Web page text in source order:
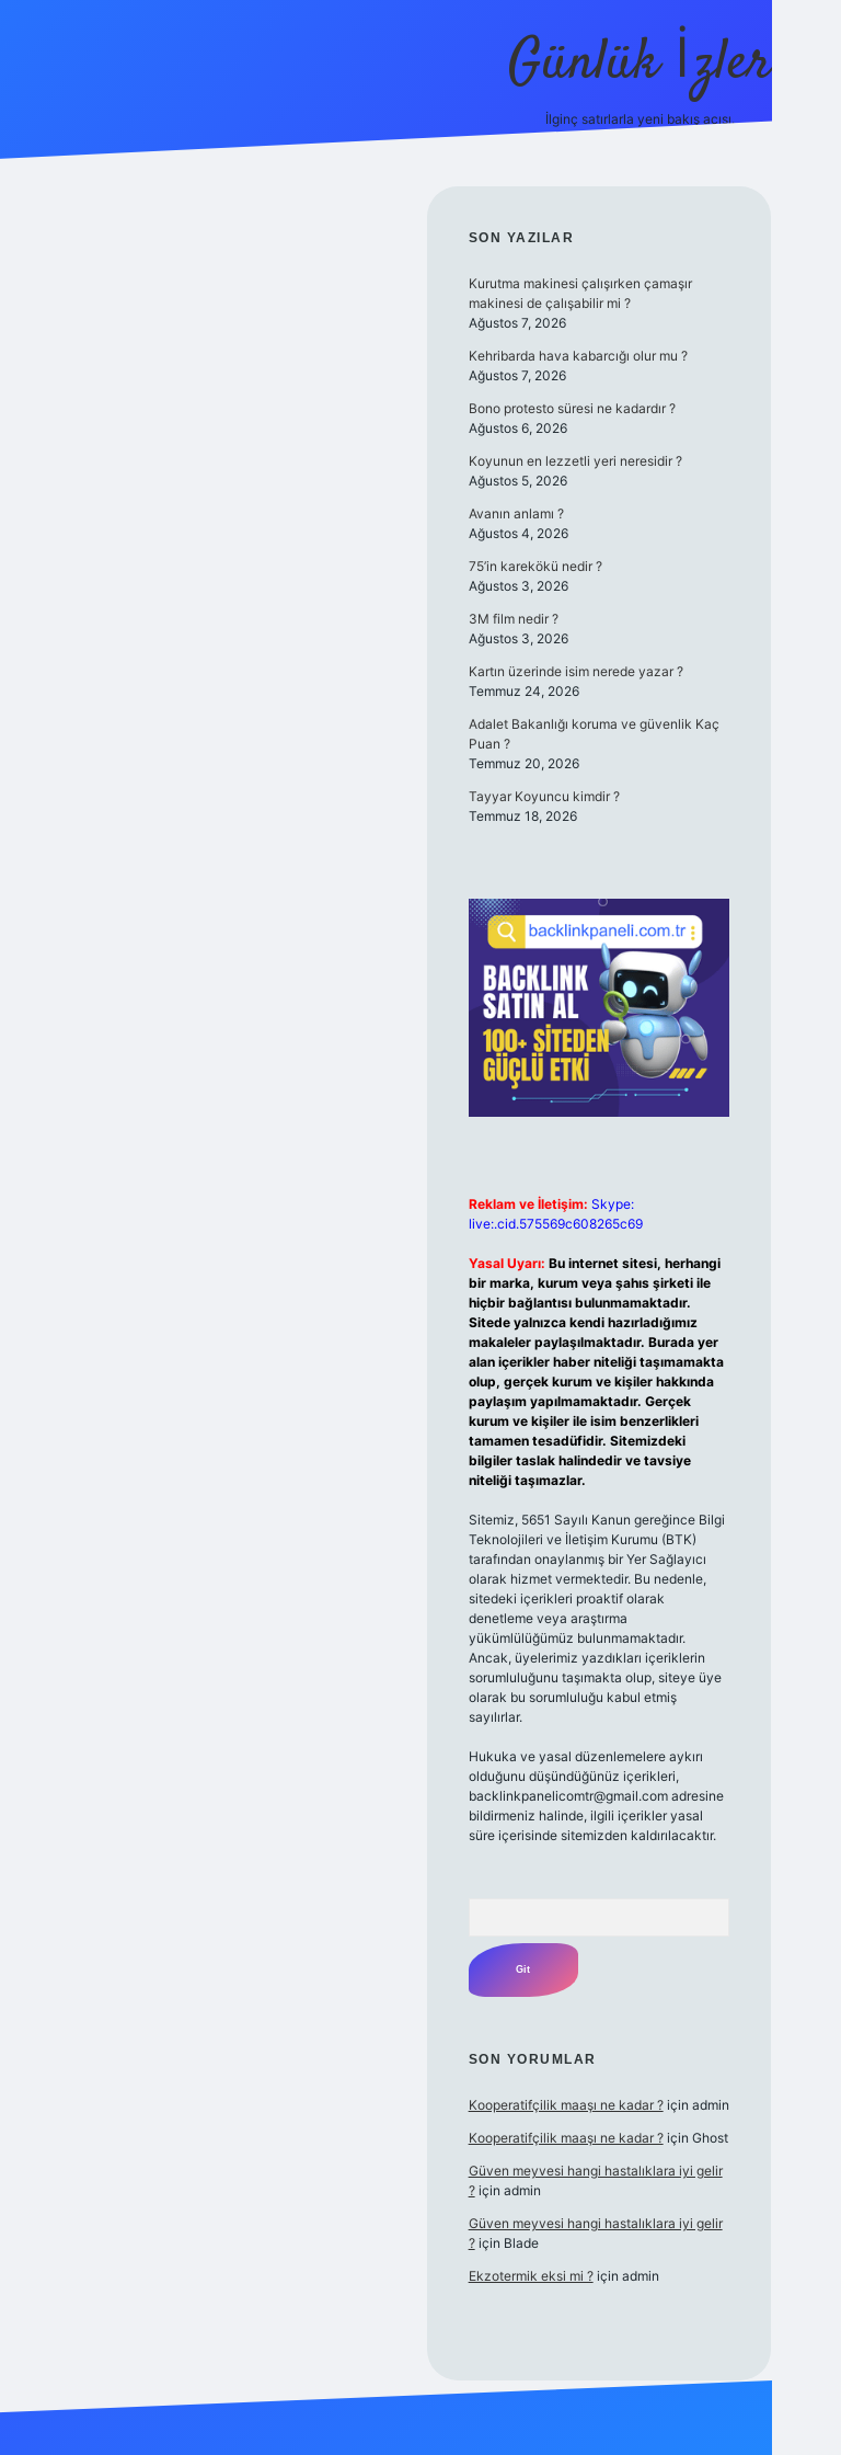
Günlük İzler
İlginç satırlarla yeni bakış açısı.
SIDEBAR
SON YAZILAR
Kurutma makinesi çalışırken çamaşır
makinesi de çalışabilir mi ?
Ağustos 7, 2026
Kehribarda hava kabarcığı olur mu ?
Ağustos 7, 2026
Bono protesto süresi ne kadardır ?
Ağustos 6, 2026
Koyunun en lezzetli yeri neresidir ?
Ağustos 5, 2026
Avanın anlamı ?
Ağustos 4, 2026
75’in karekökü nedir ?
Ağustos 3, 2026
3M film nedir ?
Ağustos 3, 2026
Kartın üzerinde isim nerede yazar ?
Temmuz 24, 2026
Adalet Bakanlığı koruma ve güvenlik Kaç
Puan ?
Temmuz 20, 2026
Tayyar Koyuncu kimdir ?
Temmuz 18, 2026
Reklam ve İletişim: Skype:
live:.cid.575569c608265c69
Yasal Uyarı: Bu internet sitesi, herhangi
bir marka, kurum veya şahıs şirketi ile
hiçbir bağlantısı bulunmamaktadır.
Sitede yalnızca kendi hazırladığımız
makaleler paylaşılmaktadır. Burada yer
alan içerikler haber niteliği taşımamakta
olup, gerçek kurum ve kişiler hakkında
paylaşım yapılmamaktadır. Gerçek
kurum ve kişiler ile isim benzerlikleri
tamamen tesadüfidir. Sitemizdeki
bilgiler taslak halindedir ve tavsiye
niteliği taşımazlar.
Sitemiz, 5651 Sayılı Kanun gereğince Bilgi
Teknolojileri ve İletişim Kurumu (BTK)
tarafından onaylanmış bir Yer Sağlayıcı
olarak hizmet vermektedir. Bu nedenle,
sitedeki içerikleri proaktif olarak
denetleme veya araştırma
yükümlülüğümüz bulunmamaktadır.
Ancak, üyelerimiz yazdıkları içeriklerin
sorumluluğunu taşımakta olup, siteye üye
olarak bu sorumluluğu kabul etmiş
sayılırlar.
Hukuka ve yasal düzenlemelere aykırı
olduğunu düşündüğünüz içerikleri,
backlinkpanelicomtr@gmail.comadresine
bildirmeniz halinde, ilgili içerikler yasal
süre içerisinde sitemizden kaldırılacaktır.
SON YORUMLAR
Kooperatifçilik maaşı ne kadar ?için admin
Kooperatifçilik maaşı ne kadar ?için Ghost
Güven meyvesi hangi hastalıklara iyi gelir
?için admin
Güven meyvesi hangi hastalıklara iyi gelir
?için Blade
Ekzotermik eksi mi ?için admin